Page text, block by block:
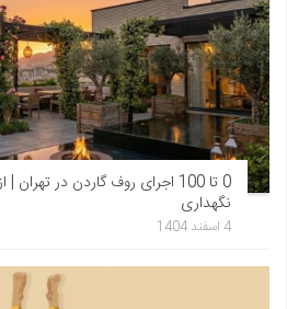
0 تا 100 اجرای روف گاردن در
نگهداری
4 اسفند 1404